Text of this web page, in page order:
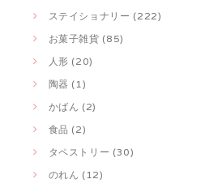
ステイショナリー (222)
お菓子雑貨 (85)
人形 (20)
陶器 (1)
かばん (2)
食品 (2)
タペストリー (30)
のれん (12)